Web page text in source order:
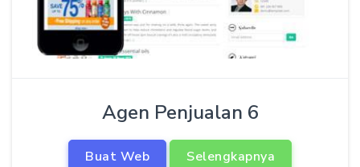
Agen Penjualan 6
Buat Web Selengkapnya